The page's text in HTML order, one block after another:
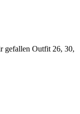
gefallen Outfit 26, 30,